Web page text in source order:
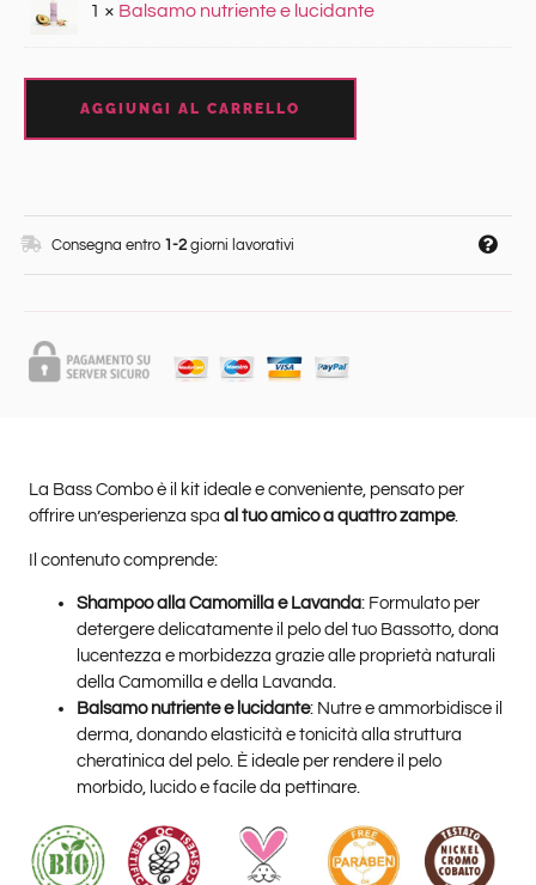
1 × Balsamo nutriente e lucidante
AGGIUNGI AL CARRELLO
Consegna entro 1-2 giorni lavorativi
La Bass Combo è il kit ideale e conveniente, pensato per
offrire un’esperienza spa al tuo amico a quattro zampe.
Il contenuto comprende:
Shampoo alla Camomilla e Lavanda: Formulato per
detergere delicatamente il pelo del tuo Bassotto, dona
lucentezza e morbidezza grazie alle proprietà naturali
della Camomilla e della Lavanda.
Balsamo nutriente e lucidante: Nutre e ammorbidisce il
derma, donando elasticità e tonicità alla struttura
cheratinica del pelo. È ideale per rendere il pelo
morbido, lucido e facile da pettinare.